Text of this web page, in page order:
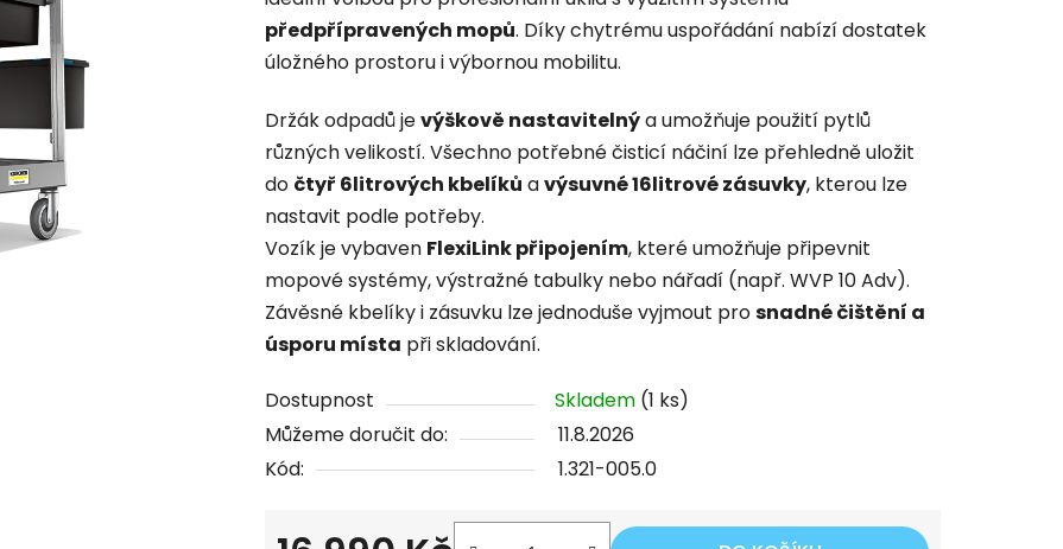
z
5
předpřípravených mopů. Díky chytrému uspořádání nabízí dostatek
úložného prostoru i výbornou mobilitu.
Držák odpadů jevýškově nastavitelnýa umožňuje použití pytlů
různých velikostí. Všechno potřebné čisticí náčiní lze přehledně uložit
do čtyř 6litrových kbelíků avýsuvné 16litrové zásuvky, kterou lze
nastavit podle potřeby.
Vozík je vybaven FlexiLink připojením, které umožňuje připevnit
mopové systémy, výstražné tabulky nebo nářadí (např. WVP 10 Adv).
Závěsné kbelíky i zásuvku lze jednoduše vyjmout prosnadné čištění a
úsporu místa při skladování.
Dostupnost Skladem (1 ks)
Můžeme doručit do:
11.8.2026
Kód:
1.321-005.0